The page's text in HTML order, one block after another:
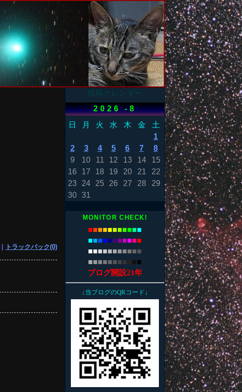
トラックバック(0)
投稿カレンダー
2026 -8
日
月 火 水 木 金
土
1
2
3 4 5 6 7
8
9
10 11 12 13 14
15
16
17 18 19 20 21
22
23
24 25 26 27 28
29
30 31
MONITOR CHECK!
■■■■■■■■■■■
■■■■■■■■■■■
■■■■■■■■■■■
■■■■■■■■ ■■
ブログ開設21年
↓当ブログのQRコード↓